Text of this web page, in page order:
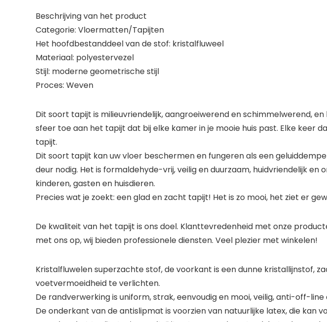
Beschrijving van het product
Categorie: Vloermatten/Tapijten
Het hoofdbestanddeel van de stof: kristalfluweel
Materiaal: polyestervezel
Stijl: moderne geometrische stijl
Proces: Weven
Dit soort tapijt is milieuvriendelijk, aangroeiwerend en schimmelwerend,
sfeer toe aan het tapijt dat bij elke kamer in je mooie huis past. Elke
tapijt.
Dit soort tapijt kan uw vloer beschermen en fungeren als een
deur nodig. Het is formaldehyde-vrij, veilig en duurzaam, huidvriendelijk
kinderen, gasten en huisdieren.
Precies wat je zoekt: een glad en zacht tapijt! Het is zo mooi, het ziet er
De kwaliteit van het tapijt is ons doel. Klanttevredenheid met onze
met ons op, wij bieden professionele diensten. Veel plezier met winkelen!
Kristalfluwelen superzachte stof, de voorkant is een dunne kristallijnstof,
voetvermoeidheid te verlichten.
De randverwerking is uniform, strak, eenvoudig en mooi, veilig, anti-off-line
De onderkant van de antislipmat is voorzien van natuurlijke latex, die